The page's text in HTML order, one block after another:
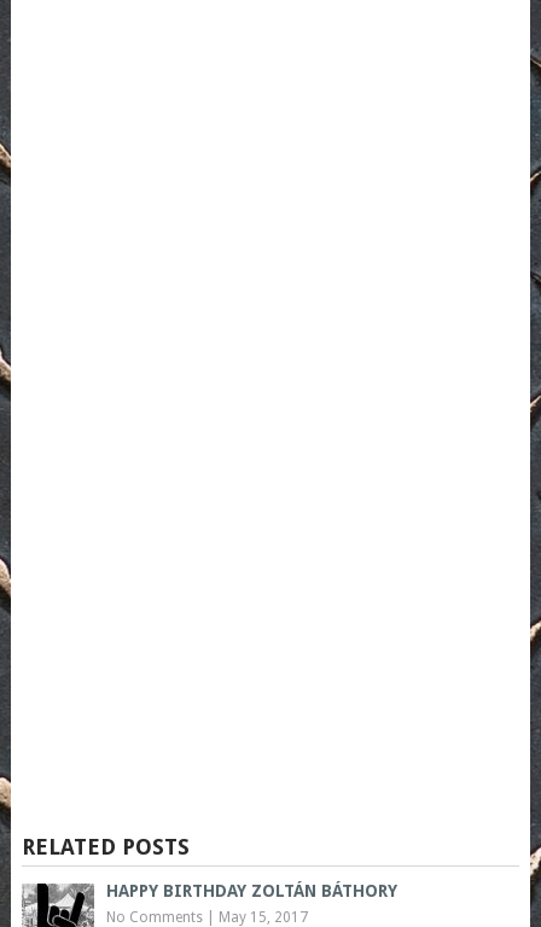
RELATED POSTS
HAPPY BIRTHDAY ZOLTÁN BÁTHORY
No Comments| May 15, 2017